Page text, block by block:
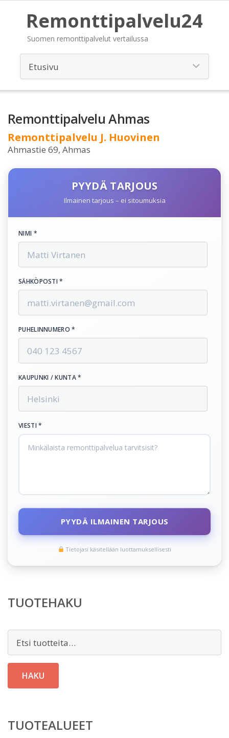
Remonttipalvelu24
Suomen remonttipalvelut vertailussa
Remonttipalvelu Ahmas
Remonttipalvelu J. Huovinen
Ahmastie 69, Ahmas
PYYDÄ TARJOUS
Ilmainen tarjous – ei sitoumuksia
NIMI *
SÄHKÖPOSTI *
PUHELINNUMERO *
KAUPUNKI / KUNTA *
VIESTI *
PYYDÄ ILMAINEN TARJOUS
Tietojasi käsitellään luottamuksellisesti
TUOTEHAKU
HAKU
TUOTEALUEET